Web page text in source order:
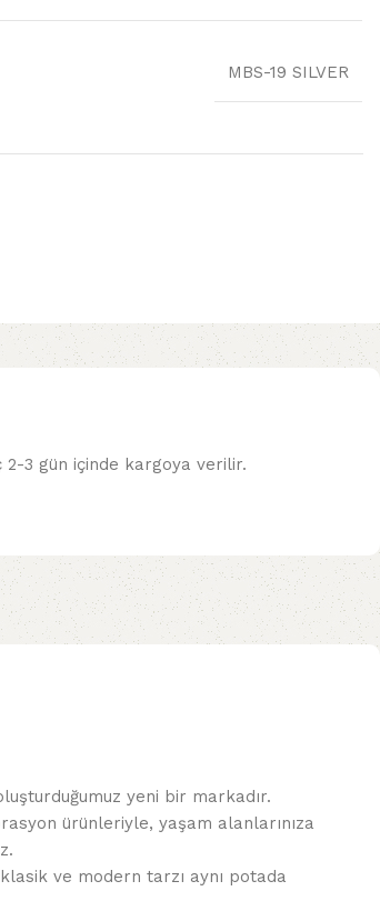
MBS-19 SILVER
2-3 gün içinde kargoya verilir.
yeni bir markadır.
ürünleriyle, yaşam alanlarınıza
ve modern tarzı aynı potada